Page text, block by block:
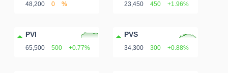
48,200 0 % 23,450 450 +1.96%
PVI
65,500 500 +0.77%
PVS
34,300 300 +0.88%